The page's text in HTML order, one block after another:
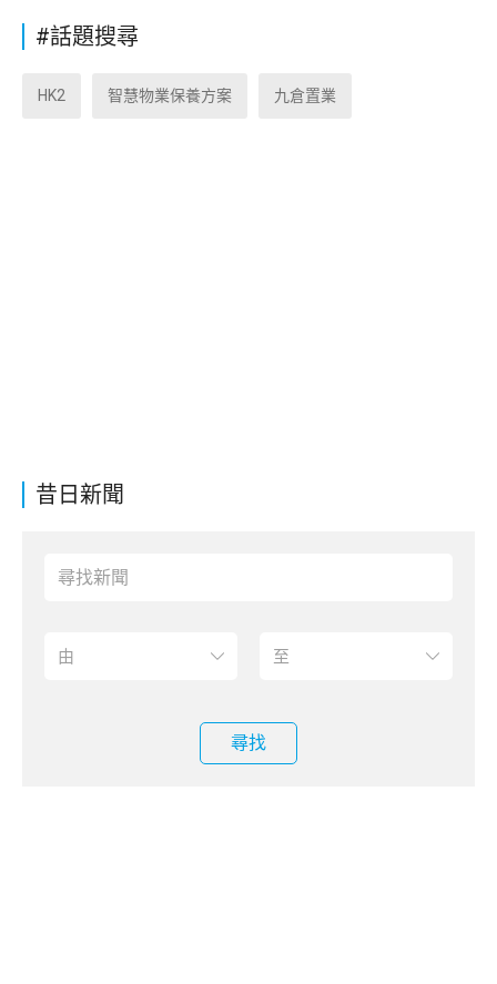
昔日新聞
尋找
#話題搜尋
HK2 智慧物業保養方案 九倉置業